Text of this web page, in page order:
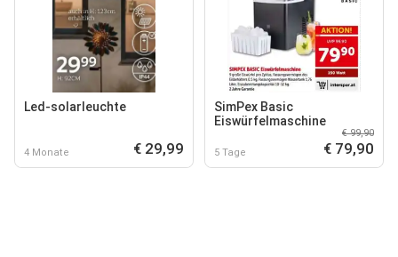
Led-solarleuchte
4 Monate € 29,99
SimPex Basic
Eiswürfelmaschine
5 Tage
€ 99,90
€ 79,90